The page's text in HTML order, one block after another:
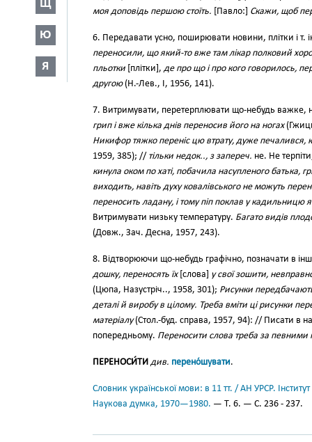
Щ
Ю
Я
моя доповідь першою стоїть. [Павло:] Скажи, щоб
6. Передавати усно, поширювати новини, плітки і т.
переносили, що який-то вже там лікар полковий
пльотки [плітки], де про що і про кого говорилось,
другою(Н.-Лев., І, 1956, 141).
7. Витримувати, перетерплювати що-небудь важке,
грип і вже кілька днів переносив його на ногах
Никифор тяжко переніс цю втрату, дуже печалився,
1959, 385); // тільки недок.., з запереч. не. Не
кинула оком по хаті, побачила насупленого батька,
виходить, навіть духу ковалівського не можуть
переносить ладану, і тому піп поклав у кадильницю
Витримувати низьку температуру. Багато видів
(Довж., Зач. Десна, 1957, 243).
8. Відтворюючи що-небудь графічно, позначати в
дошку, переносять їх[слова] у свої зошити,
(Цюпа, Назустріч.., 1958, 301); Рисунки
деталі й виробу в цілому. Треба вміти ці рисунки
матеріалу(Стол.-буд. справа, 1957, 94): // Писати в
попередньому. Переносити слова треба за
ПЕРЕНОСИ́ТИ див. перено́шувати.
Словник української мови: в 11 тт. / АН УРСР.
Наукова думка, 1970—1980. — Т. 6. — С. 236 - 237.